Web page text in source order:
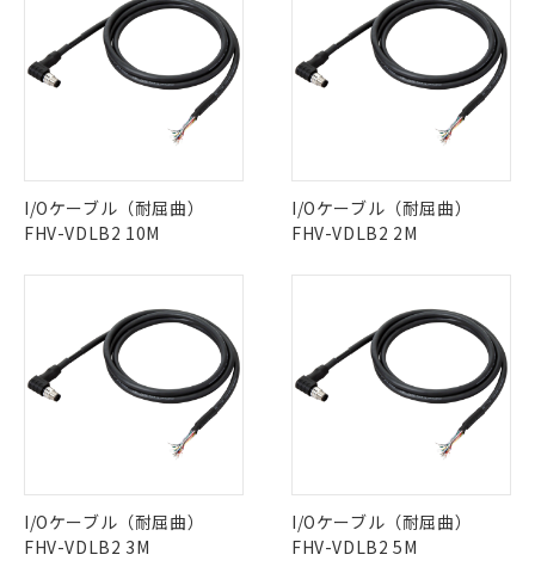
I/Oケーブル（耐屈曲）
FHV-VDLB2 10M
I/Oケーブル（耐屈曲）
FHV-VDLB2 2M
I/Oケーブル（耐屈曲）
FHV-VDLB2 3M
I/Oケーブル（耐屈曲）
FHV-VDLB2 5M
以下の条件をお読みいただき、同意のうえ
本サービスは、当社制御機器事業取扱
商品の当社在庫状況および標準価格
(税抜)を提供させていただくもので
す。
当社制御機器事業取扱商品の中には、
本サービスの対象外となる商品もある
ことをご了承ください。
タに基づき作成されるものであり、閲
覧された時点での実際の在庫および標
※1 対応状況
対応済み：EU RoHS指令（10物質）の
非含有に対応した製品が提供可能な商品で
対応予定：EU RoHS指令（10物質）の非含
対応予定なし：EU RoHS指令（10物質）の
非含有に非対応の商品で、対応品を出す予
非含有の対応状況を調査中または確認中の
商品です。
非該当品：ライセンス料など無形物で、有
害物質有無と関係のない商品です。
仕入先様の事情により、非含有部品として
いたものが、含有品と判明した場合などや
むを得ず変更することがあります。
*EU RoHS指令（10物質）：
鉛(Pb) 1000ppm以下、 水銀(Hg) 1000ppm以下、 カド
ミウム(Cd) 100ppm以下、
※1 中国RoHS○×表
「○」：最大均質材料含有率が中国RoHSの
基準値以下であることを示します。
「×」：最大均質材料含有率が中国RoHSの
基準値を超えていることを示します。
「－」：未確認です。当社販売部門へお問
い合わせください。
*中国RoHS10物質の基準値 (GB/T26572)：
Pb(鉛) :1000ppm、 Hg(水銀) : 1000ppm、 Cd(カドミウ
当社は、これら貴社製品のうち、外国
（以下｢規制貨物等」という）を輸出
または国外への提供する場合は、日本
国政府の輸出許可(または役務取引許
記
号
説明